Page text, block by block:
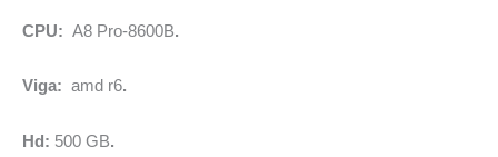
.CPU:
A8 Pro-8600B
.Viga:
amd r6
.Hd:
500 GB